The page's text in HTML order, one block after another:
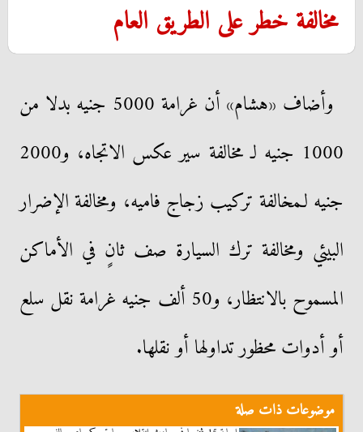
مخالفة خطر على الطريق العام
وأضاف «هشام» أن غرامة 5000 جنيه بدلا من
1000 جنيه لـ مخالفة سير عكس الاتجاه، و2000
جنيه لـمخالفة تركيب زجاج فاميه، ومخالفة الإضرار
البيئي ومخالفة ترك السيارة صف ثانٍ في الأماكن
المسموح بالانتظار، و50 ألف جنيه غرامة نقل سلع
أو أدوات محظور تداولها أو نقلها.
موضوعات ذات صلة